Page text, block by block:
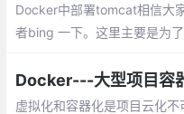
Docker中部署tomcat相信大
者bing 一下。这里主要是为
缀才能访问到我们的网站首页
Docker---大型项目容
虚拟化和容器化是项目云化